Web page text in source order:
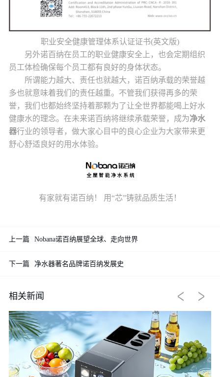
职业安全健康管理体系认证证书(英文版)
另外诺百纳在员工的职业健康安全上，也会定期组织
员工体检确保每个员工都有良好的身体状态。
所谓能力越大、责任也就越大，诺百纳承载的荣誉越
多也就意味着我们的责任越重。不管我们获得再多的荣
誉，我们也都始终坚持着那颗为了让全世界都能喝上好水
健康水的理念。在未来诺百纳将继续承载荣誉，成为净水
器行业的领导者，做大家心目中的良心企业为大家带来更
舒心舒适良好的用水体验。
有家就有诺百纳 ！ 用“芯”铸就品质生活！
上一篇 Nobana诺百纳展望全球、走向世界
下一篇 净水器著名品牌诺百纳发展史
相关新闻